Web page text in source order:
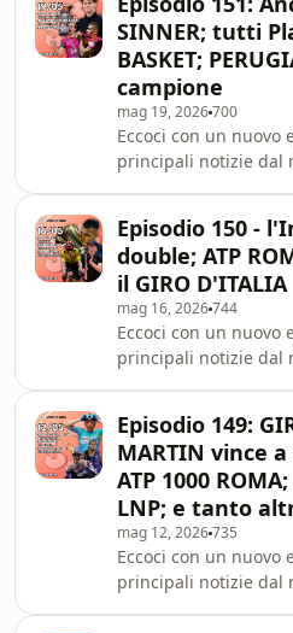
https://
su Instagram:
https://
donazioni: https://ko-
fi.com/sportinbarba
https://t.me/
SINNER; tutti
BASKET;
campione
mag 19, 2026700
Eccoci con un nuovo
principali notizie dal
https://
su Instagram:
https://
donazioni: https://ko-
fi.com/sportinbarba
https://t.me/
Episodio 150 -
double; ATP
il GIRO D'ITALIA
mag 16, 2026744
Eccoci con un nuovo
principali notizie dal
https://
su Instagram:
https://
donazioni: https://ko-
fi.com/sportinbarba
https://t.me/
Episodio 149:
MARTIN vince a
ATP 1000
LNP; e tanto
mag 12, 2026735
Eccoci con un nuovo
principali notizie dal